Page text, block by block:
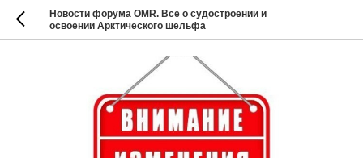
Новости форума OMR. Всё о судостроении и
освоении Арктического шельфа